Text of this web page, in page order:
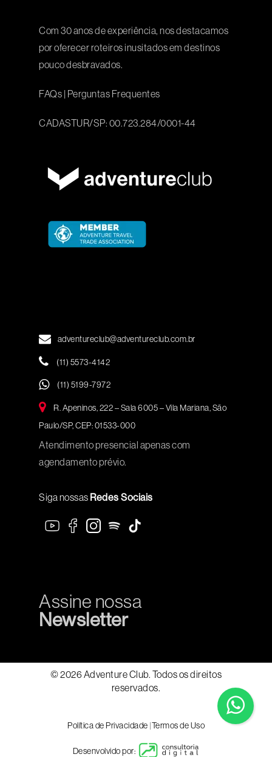
Com 30 anos de experiência, nos destacamos
por oferecer roteiros inusitados em destinos
pouco desbravados.
FAQs | Perguntas Frequentes
CADASTUR/SP: 00.723.284/0001-44
adventureclub@adventureclub.com.br
(11) 5573-4142
(11) 5199-7972
R. Apeninos, 222 – Sala 6005 – Vila Mariana, São
Paulo/SP, CEP: 01533-000
Atendimento presencial apenas com
agendamento prévio.
Siga nossas Redes Sociais
Assine nossa
Newsletter
© 2026 Adventure Club. Todos os direitos
reservados.
Política de Privacidade |Termos de Uso
Desenvolvido por: